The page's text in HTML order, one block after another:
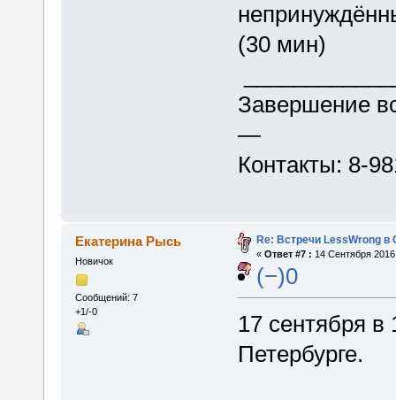
(30 мин)
Завершение
—
Контакты: 8-
Екатерина Рысь
Новичок
Сообщений: 7
+1/-0
Re: Встречи LessWrong в
« Ответ #7 : 14 Сентября
(−)0
17 сентября в
Петербурге.